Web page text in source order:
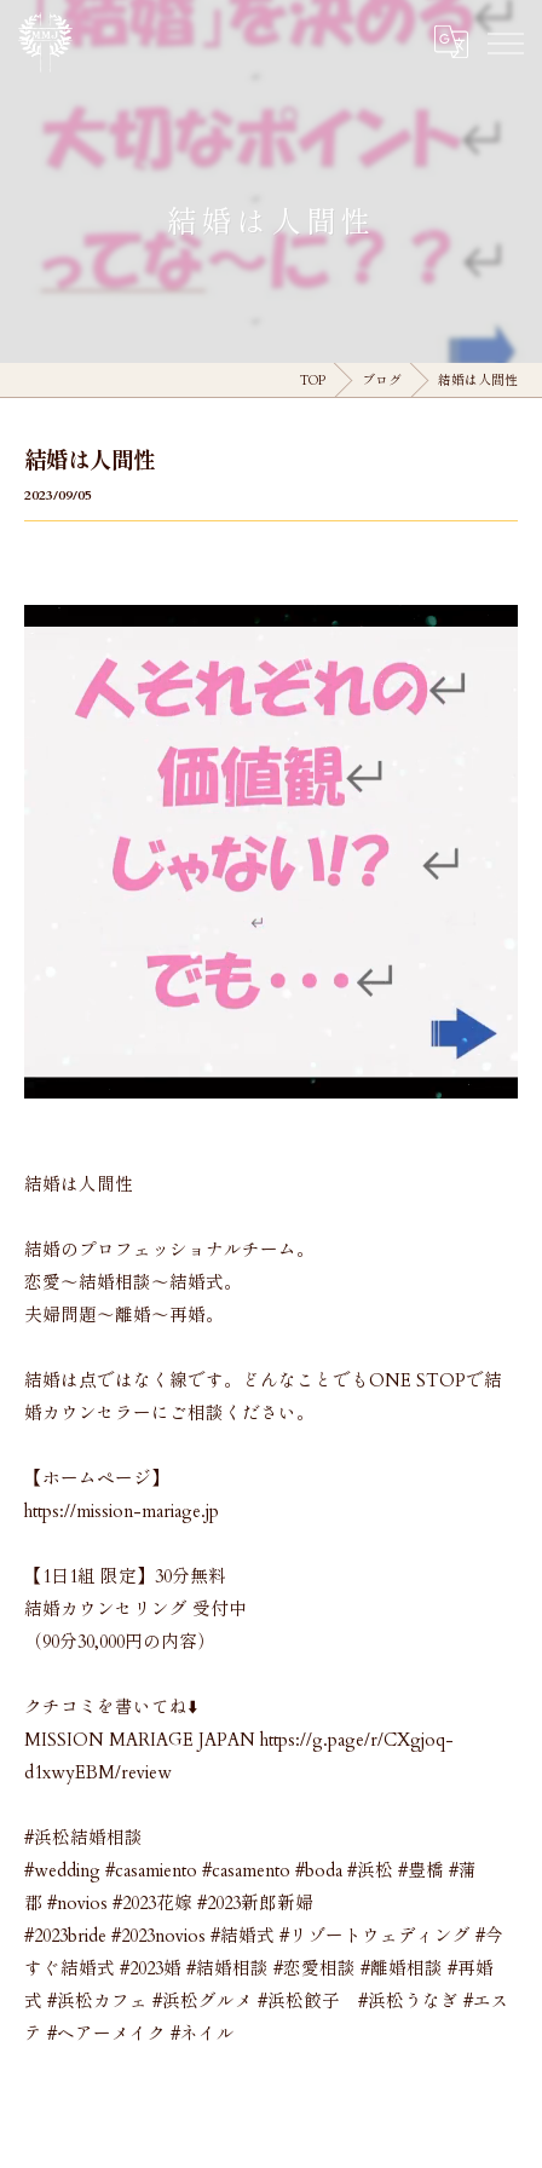
結婚は人間性
TOP ブログ 結婚は人間性
結婚は人間性
2023/09/05
結婚は人間性
結婚のプロフェッショナルチーム。
恋愛〜結婚相談〜結婚式。
夫婦問題〜離婚〜再婚。
結婚は点ではなく線です。どんなことでもONE STOPで結
婚カウンセラーにご相談ください。
【ホームページ】
https://mission-mariage.jp
【1日1組 限定】30分無料
結婚カウンセリング 受付中
（90分30,000円の内容）
クチコミを書いてね⬇️
MISSION MARIAGE JAPAN https://g.page/r/CXgjoq-
d1xwyEBM/review
#浜松結婚相談
#wedding #casamiento #casamento #boda #浜松 #豊橋 #蒲
郡 #novios #2023花嫁 #2023新郎新婦
#2023bride #2023novios #結婚式 #リゾートウェディング #今
すぐ結婚式 #2023婚 #結婚相談 #恋愛相談 #離婚相談 #再婚
式 #浜松カフェ #浜松グルメ #浜松餃子 #浜松うなぎ #エス
テ #ヘアーメイク #ネイル